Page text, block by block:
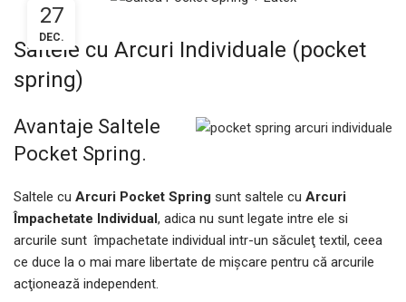
27
DEC.
Saltele cu Arcuri Individuale (pocket
spring)
Avantaje Saltele
Pocket Spring.
Saltele cu Arcuri Pocket Spring sunt saltele cu Arcuri
Împachetate Individual, adica nu sunt legate intre ele si
arcurile sunt împachetate individual intr-un săculeţ textil, ceea
ce duce la o mai mare libertate de mişcare pentru că arcurile
acţionează independent.